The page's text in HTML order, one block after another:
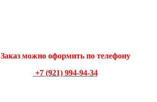
Заказ можно оформить по телефону
+7 (921) 994-94-34